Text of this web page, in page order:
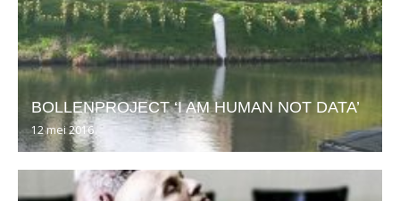
BOLLENPROJECT ‘I AM HUMAN NOT DATA’
12 mei 2016